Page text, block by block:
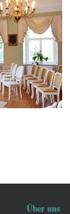
Über uns